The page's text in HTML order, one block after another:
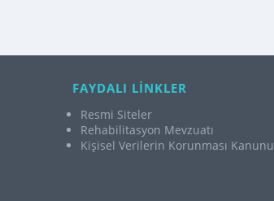
FAYDALI LİNKLER
Resmi Siteler
Rehabilitasyon Mevzuatı
Kişisel Verilerin Korunması Kanunu